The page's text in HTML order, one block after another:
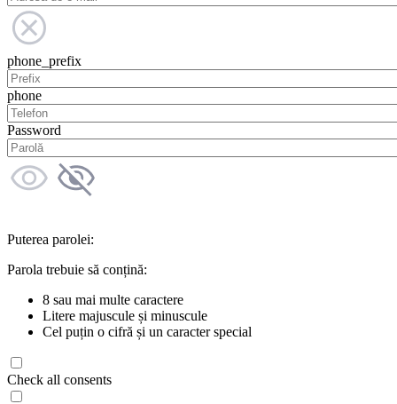
phone_prefix
phone
Password
Puterea parolei:
Parola trebuie să conțină:
8 sau mai multe caractere
Litere majuscule și minuscule
Cel puțin o cifră și un caracter special
Check all consents